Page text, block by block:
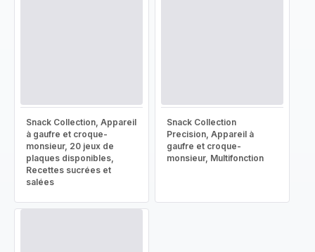
Snack Collection, Appareil
à gaufre et croque-
monsieur, 20 jeux de
plaques disponibles,
Recettes sucrées et
salées
Snack Collection
Precision, Appareil à
gaufre et croque-
monsieur, Multifonction